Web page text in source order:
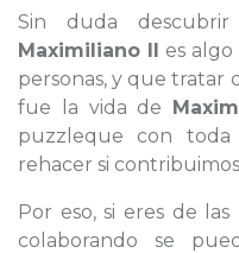
Sin duda
Maximiliano II es algo
personas, y que tratar
fue la vida de
puzzleque con toda
rehacer si
Por eso, si eres de
colaborando se